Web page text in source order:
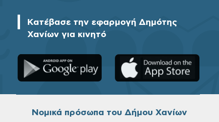
Κατέβασε την εφαρμογή Δημότης
Χανίων για κινητό
Νομικά πρόσωπα του Δήμου Χανίων